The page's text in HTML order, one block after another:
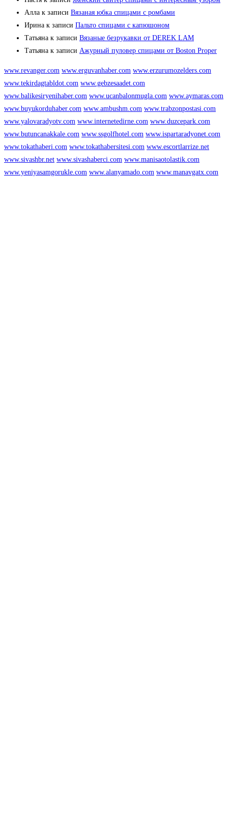
Алла к записи Вязаная юбка спицами с ромбами
Ирина к записи Пальто спицами с капюшоном
Татьяна к записи Вязаные безрукавки от DEREK LAM
Татьяна к записи Ажурный пуловер спицами от Boston Proper
www.revanger.com www.erguvanhaber.com www.erzurumozelders.com
www.tekirdagtabldot.com www.gebzesaadet.com
www.balikesiryenihaber.com www.ucanbalonmugla.com www.aymaras.com
www.buyukorduhaber.com www.ambushm.com www.trabzonpostasi.com
www.yalovaradyotv.com www.internetedirne.com www.duzcepark.com
www.butuncanakkale.com www.ssgolfhotel.com www.ispartaradyonet.com
www.tokathaberi.com www.tokathabersitesi.com www.escortlarrize.net
www.sivashbr.net www.sivashaberci.com www.manisaotolastik.com
www.yeniyasamgorukle.com www.alanyamado.com www.manavgatx.com